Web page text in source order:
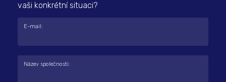
vaši konkrétní situaci?
E-mail:
Název společnosti: